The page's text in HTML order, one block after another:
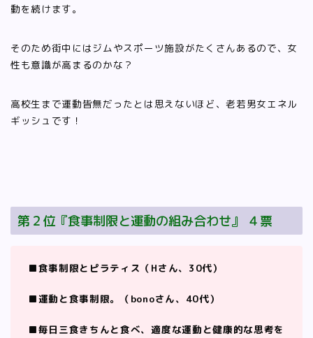
動を続けます。
そのため街中にはジムやスポーツ施設がたくさんあるので、女
性も意識が高まるのかな？
高校生まで運動皆無だったとは思えないほど、老若男女エネル
ギッシュです！
第２位『食事制限と運動の組み合わせ』 ４票
■食事制限とピラティス（Hさん、30代）
■運動と食事制限。（bonoさん、40代）
■毎日三食きちんと食べ、適度な運動と健康的な思考を